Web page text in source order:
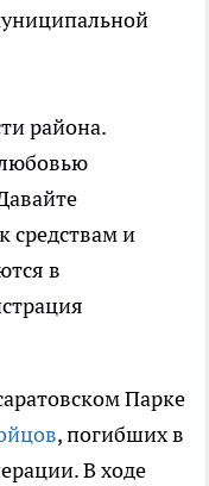
района.
средствам и
в
Парке
, погибших в
В ходе